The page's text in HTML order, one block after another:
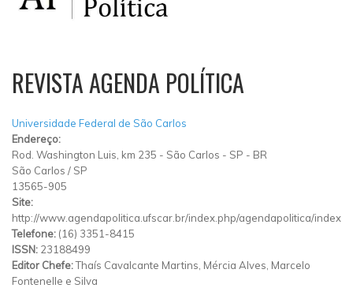
REVISTA AGENDA POLÍTICA
Universidade Federal de São Carlos
Endereço:
Rod. Washington Luis, km 235 - São Carlos - SP - BR
São Carlos / SP
13565-905
Site:
http://www.agendapolitica.ufscar.br/index.php/agendapolitica/index
Telefone: (16) 3351-8415
ISSN: 23188499
Editor Chefe:Thaís Cavalcante Martins, Mércia Alves, Marcelo
Fontenelle e Silva